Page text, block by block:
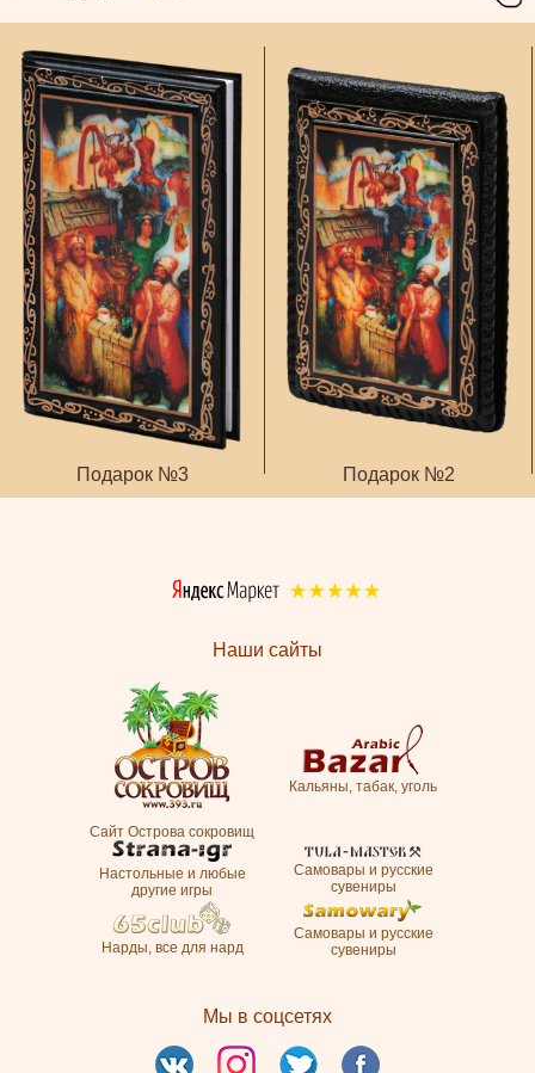
Подарок №3 Подарок №2
Наши сайты
Сайт Острова сокровищ
Кальяны, табак, уголь
Настольные и любые
другие игры
Самовары и русские
сувениры
Нарды, все для нард
Самовары и русские
сувениры
Мы в соцсетях